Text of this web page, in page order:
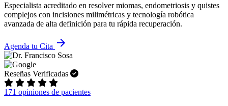
Especialista acreditado en resolver miomas, endometriosis y quistes
complejos con incisiones milimétricas y tecnología robótica
avanzada de alta definición para tu rápida recuperación.
Agenda tu Cita arrow_forward
Reseñas Verificadas
171 opiniones de pacientes